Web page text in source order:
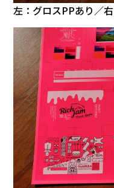
左：グロスPPあり／